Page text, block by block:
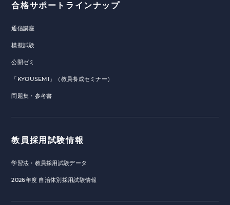
合格サポートラインナップ
通信講座
模擬試験
公開ゼミ
「KYOUSEMI」（教員養成セミナー）
問題集・参考書
教員採用試験情報
学習法・教員採用試験データ
2026年度 自治体別採用試験情報